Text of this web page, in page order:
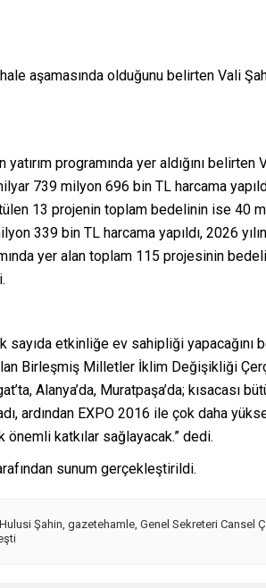
aşamasında olduğunu belirten Vali
programında yer aldığını
739 milyon 696 bin TL harcama
13 projenin toplam bedelinin ise 40
339 bin TL harcama yapıldı, 2026
yer alan toplam 115 projesinin
sayıda etkinliğe ev sahipliği
Birleşmiş Milletler İklim Değişikliği
Alanya’da, Muratpaşa’da; kısacası
ardından EXPO 2016 ile çok daha
katkılar sağlayacak.” dedi.
sunum gerçekleştirildi.
Şahin gazetehamle Genel Sekreteri Cansel